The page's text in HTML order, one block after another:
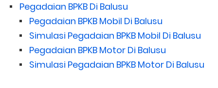
Pegadaian BPKB Di Balusu
Pegadaian BPKB Mobil Di Balusu
Simulasi Pegadaian BPKB Mobil Di Balusu
Pegadaian BPKB Motor Di Balusu
Simulasi Pegadaian BPKB Motor Di Balusu